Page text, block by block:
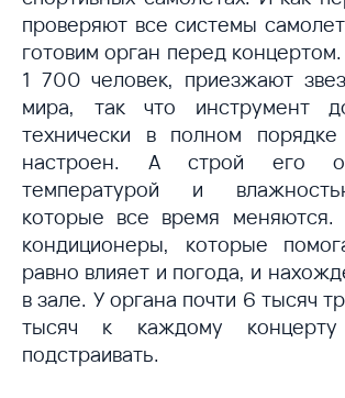
проверяют все системы
готовим орган перед
1 700 человек, приезжают
мира, так что инструмент
технически в полном
настроен. А строй его
температурой и
которые все время меняются.
кондиционеры, которые
равно влияет и погода, и
в зале. У органа почти 6 тысяч
тысяч к каждому
подстраивать.